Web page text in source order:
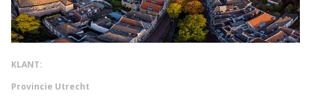
KLANT:
Provincie Utrecht